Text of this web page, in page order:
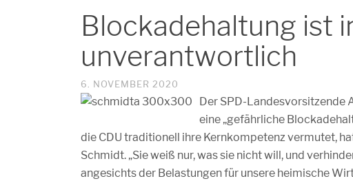
Blockadehaltung ist
unverantwortlich
6. NOVEMBER 2020
Der SPD-Landesvorsitzende
eine „gefährliche
die CDU traditionell ihre Kernkompetenz vermutet,
Schmidt. „Sie weiß nur, was sie nicht will, und
angesichts der Belastungen für unsere heimische